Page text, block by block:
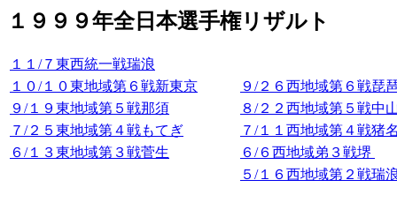
１９９９年全日本選手権リザルト
１１/７東西統一戦瑞浪
１０/１０東地域第６戦新東京
９/２６西地域第６戦琵
９/１９東地域第５戦那須
８/２２西地域第５戦中
７/２５東地域第４戦もてぎ
７/１１西地域第４戦猪
６/１３東地域第３戦菅生
６/６西地域弟３戦堺
５/１６西地域第２戦瑞